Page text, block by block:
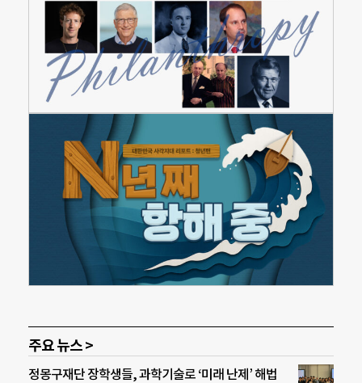
주요 뉴스 >
정몽구재단 장학생들, 과학기술로 ‘미래 난제’ 해법